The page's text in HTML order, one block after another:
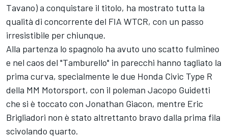
Tavano) a conquistare il titolo, ha mostrato tutta la
qualità di concorrente del FIA WTCR, con un passo
irresistibile per chiunque.
Alla partenza lo spagnolo ha avuto uno scatto fulmineo
e nel caos del "Tamburello" in parecchi hanno tagliato la
prima curva, specialmente le due Honda Civic Type R
della MM Motorsport, con il poleman Jacopo Guidetti
che si è toccato con Jonathan Giacon, mentre Eric
Brigliadori non è stato altrettanto bravo dalla prima fila
scivolando quarto.